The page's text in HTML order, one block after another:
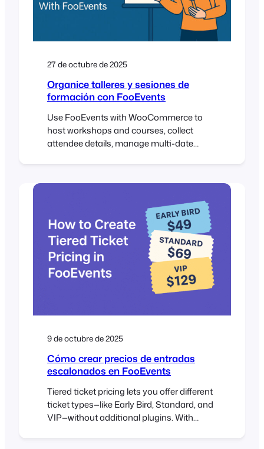
27 de octubre de 2025
Organice talleres y sesiones de
formación con FooEvents
Use FooEvents with WooCommerce to
host workshops and courses, collect
attendee details, manage multi-date
steps, page placement tips, recurring-
before launch. Introduction Workshops
usually run on tight timelines. You need
clear schedules, simple sign-ups, and
accurate…
9 de octubre de 2025
Cómo crear precios de entradas
escalonados en FooEvents
Tiered ticket pricing lets you offer different
ticket types—like Early Bird, Standard, and
VIP—without additional plugins. With